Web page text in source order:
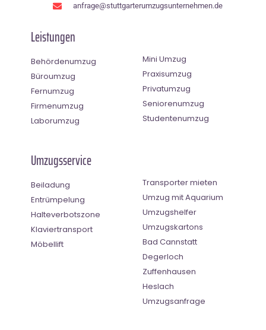
anfrage@stuttgarterumzugsunternehmen.de
Leistungen
Behördenumzug
Büroumzug
Fernumzug
Firmenumzug
Laborumzug
Mini Umzug
Praxisumzug
Privatumzug
Seniorenumzug
Studentenumzug
Umzugsservice
Beiladung
Entrümpelung
Halteverbotszone
Klaviertransport
Möbellift
Transporter mieten
Umzug mit Aquarium
Umzugshelfer
Umzugskartons
Bad Cannstatt
Degerloch
Zuffenhausen
Heslach
Umzugsanfrage